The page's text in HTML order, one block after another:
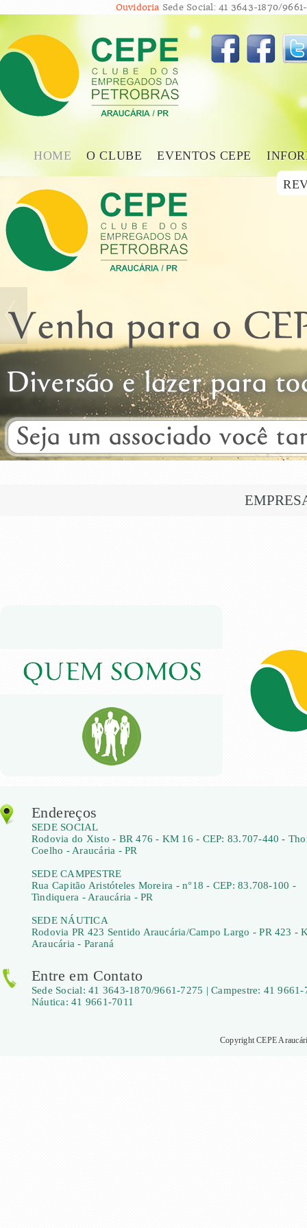
Ouvidoria Sede Social: 41 3643-1870/
HOME O CLUBE EVENTOS CEPE
Endereços
SEDE SOCIAL
Rodovia do Xisto - BR 476 - KM 16 - CEP: 83.707-440 -
Coelho - Araucária - PR
SEDE CAMPESTRE
Rua Capitão Aristóteles Moreira - n°18 - CEP: 83.708-100 -
Tindiquera - Araucária - PR
SEDE NÁUTICA
Rodovia PR 423 Sentido Araucária/Campo Largo - PR 423 -
Araucária - Paraná
Entre em Contato
Sede Social: 41 3643-1870/9661-7275 | Campestre: 41 9661-
Náutica: 41 9661-7011
Copyright CEPE